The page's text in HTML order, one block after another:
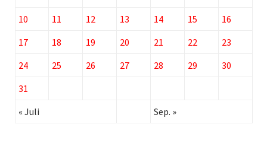
10
11 12 13 14 15
16
17
18 19 20 21 22
23
24
25 26 27 28 29
30
31
« Juli
Sep. »